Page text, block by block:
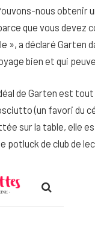
nous obtenir
que vous
», a déclaré Garten
bien et qui
de Garten est
(un favori du
sur la table, elle
potluck de club de